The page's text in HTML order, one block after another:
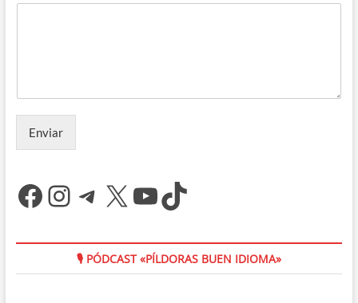
Enviar
Facebook
Instagram
Telegram
X YouTube
TikTok
🎙 PÓDCAST «PÍLDORAS BUEN IDIOMA»